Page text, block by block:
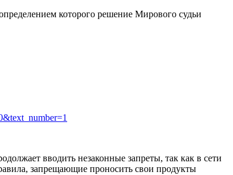
которого решение Мирового судьи
вводить незаконные запреты, так как в сети
запрещающие проносить свои продукты